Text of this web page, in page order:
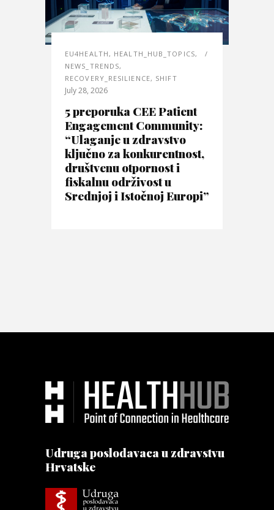
EU4HEALTH , HEALTH_HUB_TOPICS,
NEWS_TRENDS,
RECOVERY_RESILIENCE, SHIFT
July 28, 2026
5 preporuka CEE Patient
Engagement Community:
“Ulaganje u zdravstvo
ključno za konkurentnost,
društvenu otpornost i
fiskalnu održivost u
Srednjoj i Istočnoj Europi”
Udruga poslodavaca u zdravstvu
Hrvatske